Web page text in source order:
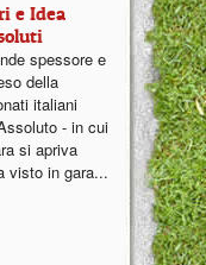
e Idea
spessore e
della
italiani
- in cui
si apriva
visto in gara...